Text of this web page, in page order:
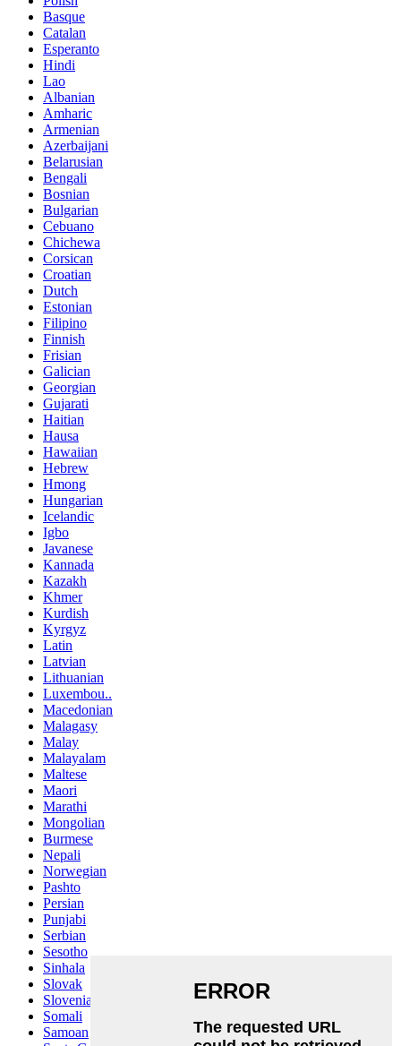
Basque
Catalan
Esperanto
Hindi
Lao
Albanian
Amharic
Armenian
Azerbaijani
Belarusian
Bengali
Bosnian
Bulgarian
Cebuano
Chichewa
Corsican
Croatian
Dutch
Estonian
Filipino
Finnish
Frisian
Galician
Georgian
Gujarati
Haitian
Hausa
Hawaiian
Hebrew
Hmong
Hungarian
Icelandic
Igbo
Javanese
Kannada
Kazakh
Khmer
Kurdish
Kyrgyz
Latin
Latvian
Lithuanian
Luxembou..
Macedonian
Malagasy
Malay
Malayalam
Maltese
Maori
Marathi
Mongolian
Burmese
Nepali
Norwegian
Pashto
Persian
Punjabi
Serbian
Sesotho
Sinhala
Slovak
Slovenian
Somali
Samoan